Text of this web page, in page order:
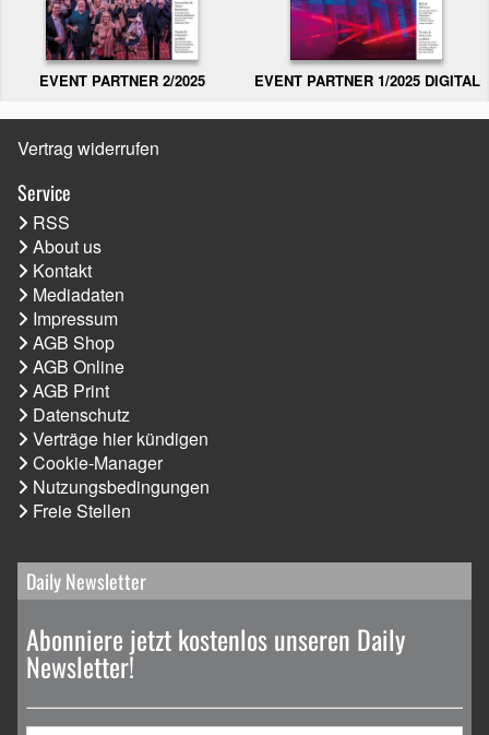
EVENT PARTNER 2/2025 EVENT PARTNER 1/2025 DIGITAL
Vertrag widerrufen
Service
RSS
About us
Kontakt
Mediadaten
Impressum
AGB Shop
AGB Online
AGB Print
Datenschutz
Verträge hier kündigen
Cookie-Manager
Nutzungsbedingungen
Freie Stellen
Daily Newsletter
Abonniere jetzt kostenlos unseren Daily
Newsletter!